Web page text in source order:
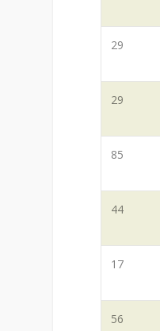
29
29
85
44
17
56